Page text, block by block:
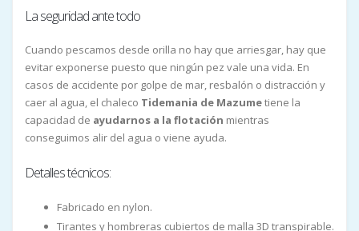
La seguridad ante todo
Cuando pescamos desde orilla no hay que arriesgar, hay que
evitar exponerse puesto que ningún pez vale una vida. En
casos de accidente por golpe de mar, resbalón o distracción y
caer al agua, el chaleco Tidemania de Mazumetiene la
capacidad de ayudarnos a la flotación mientras
conseguimos alir del agua o viene ayuda.
Detalles técnicos:
Fabricado en nylon.
Tirantes y hombreras cubiertos de malla 3D transpirable.